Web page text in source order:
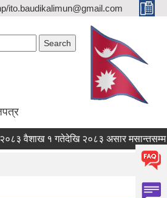
ito.baudikalimun@gmail.com
वैशाख १ गतेदेखि २०८३ असार मसान्तसम्म
वैशाख १ गतेदेखि २०८३ असार मसान्तसम्म